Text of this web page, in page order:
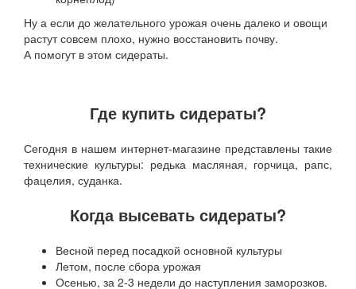
Ну а если до желательного урожая очень далеко и овощи
растут совсем плохо, нужно восстановить почву.
А помогут в этом сидераты.
Где купить сидераты?
Сегодня в нашем интернет-магазине представлены такие
технические культуры: редька масляная, горчица, рапс,
фацелия, суданка.
Когда высевать сидераты?
Весной перед посадкой основной культуры
Летом, после сбора урожая
Осенью, за 2-3 недели до наступления заморозков.